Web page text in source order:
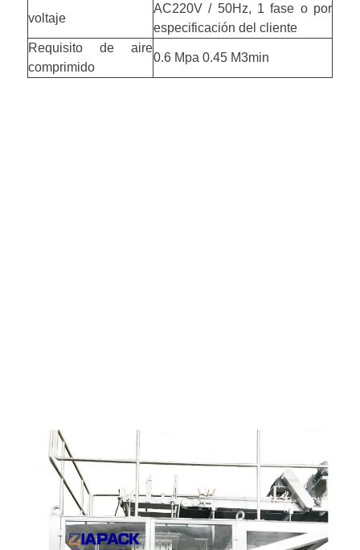
voltaje
AC220V / 50Hz, 1 fase o por
especificación del cliente
Requisito de aire
comprimido
0.6 Mpa 0.45 M3min